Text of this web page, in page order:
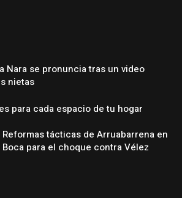
Nara se pronuncia tras un video
nietas
para cada espacio de tu hogar
Reformas tácticas de Arruabarrena en
Boca para el choque contra Vélez